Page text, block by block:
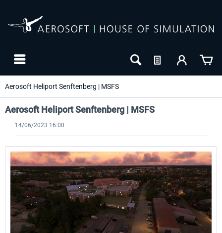
Aerosoft Heliport Senftenberg | MSFS
Aerosoft Heliport Senftenberg | MSFS
14/06/2023 16:00